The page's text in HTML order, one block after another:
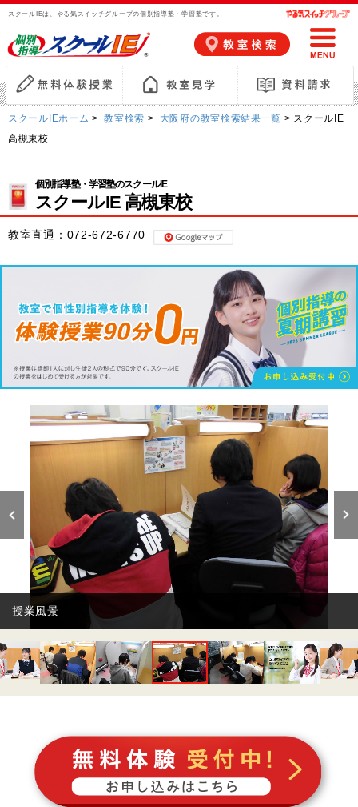
スクールIEは、やる気スイッチグループの個別指導塾・学習塾です。
スクールIEホーム > 教室検索 > 大阪府の教室検索結果一覧 > スクールIE
高槻東校
個別指導塾・学習塾のスクールIE
スクールIE 高槻東校
教室直通： 072-672-6770
自習スペース★毎日自習に